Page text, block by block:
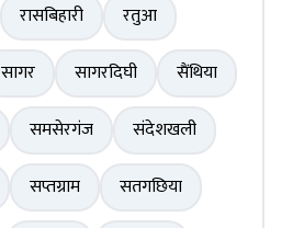
रासबिहारी
रतुआ
सागर सागरदिघी
सैंथिया
समसेरगंज
संदेशखली
सप्तग्राम
सतगछिया